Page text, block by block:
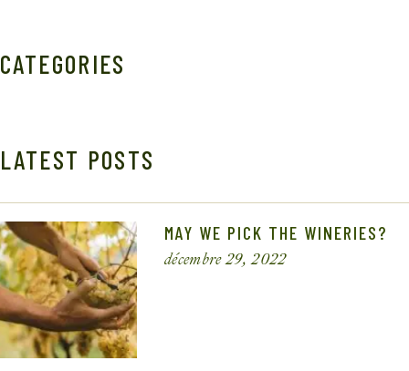
CATEGORIES
LATEST POSTS
MAY WE PICK THE WINERIES?
décembre 29, 2022